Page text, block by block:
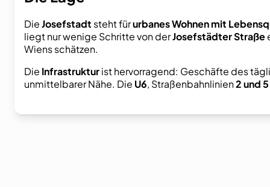
DieJosefstadt steht fürurbanes Wohnen mit
liegt nur wenige Schritte von derJosefstädter Straße
Wiens schätzen.
Die Infrastrukturist hervorragend: Geschäfte des
unmittelbarer Nähe. Die U6, Straßenbahnlinien2 und 5